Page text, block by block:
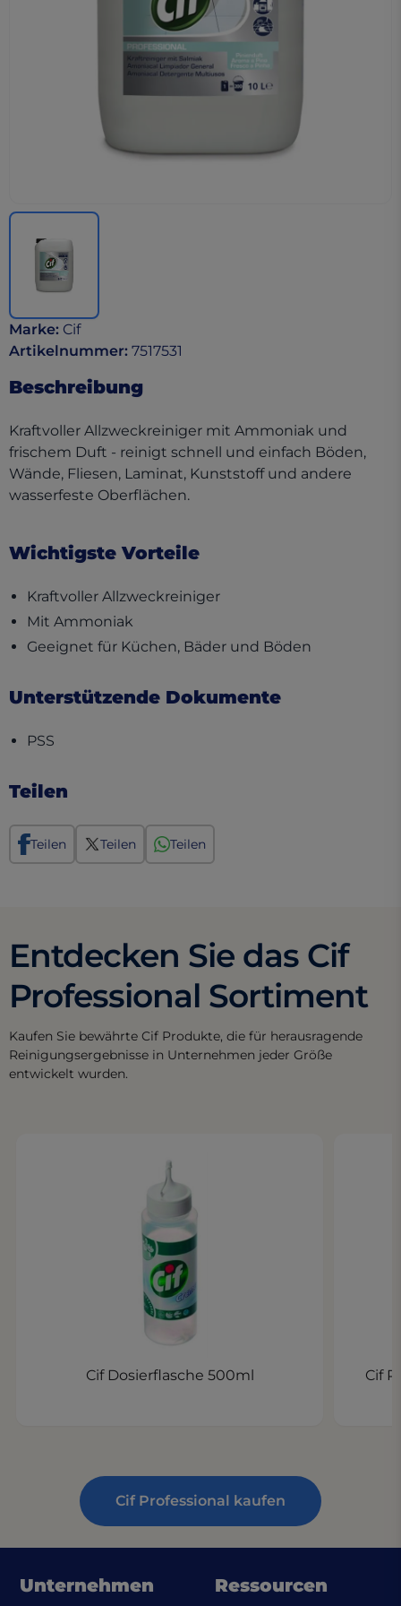
Marke: Cif
Artikelnummer: 7517531
Beschreibung
Kraftvoller Allzweckreiniger mit Ammoniak und
frischem Duft - reinigt schnell und einfach Böden,
Wände, Fliesen, Laminat, Kunststoff und andere
wasserfeste Oberflächen.
Wichtigste Vorteile
Kraftvoller Allzweckreiniger
Mit Ammoniak
Geeignet für Küchen, Bäder und Böden
Unterstützende Dokumente
PSS
Teilen
Teilen Teilen Teilen
Entdecken Sie das Cif
Professional Sortiment
Kaufen Sie bewährte Cif Produkte, die für herausragende
Reinigungsergebnisse in Unternehmen jeder Größe
entwickelt wurden.
Cif Dosierflasche 500ml Cif
Cif Professional kaufen
Unternehmen Ressourcen